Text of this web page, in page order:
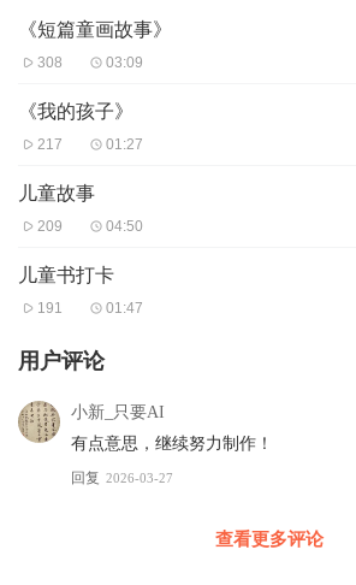
《短篇童画故事》
308 03:09
《我的孩子》
217 01:27
儿童故事
209 04:50
儿童书打卡
191 01:47
用户评论
小新_只要AI
有点意思，继续努力制作！
回复 2026-03-27
查看更多评论